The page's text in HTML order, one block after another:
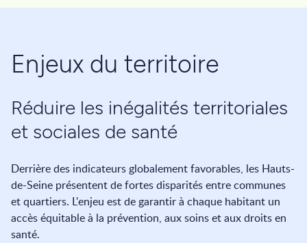
Enjeux du territoire
Réduire les inégalités territoriales
et sociales de santé
Derrière des indicateurs globalement favorables, les Hauts-
de-Seine présentent de fortes disparités entre communes
et quartiers. L'enjeu est de garantir à chaque habitant un
accès équitable à la prévention, aux soins et aux droits en
santé.